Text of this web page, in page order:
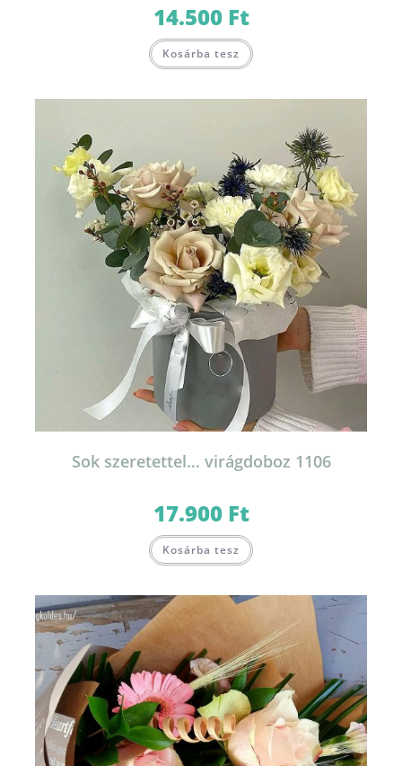
14.500 Ft
Kosárba tesz
Sok szeretettel… virágdoboz 1106
17.900 Ft
Kosárba tesz